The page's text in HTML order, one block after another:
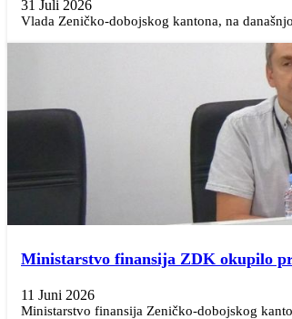
31 Juli 2026
Vlada Zeničko-dobojskog kantona, na
Ministarstvo finansija ZDK okupilo
11 Juni 2026
Ministarstvo finansija Zeničko-dobojskog